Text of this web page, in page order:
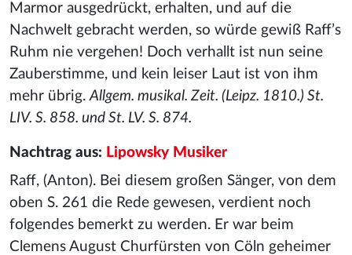
Marmor ausgedrückt, erhalten, und auf die
Nachwelt gebracht werden, so würde gewiß Raff’s
Ruhm nie vergehen! Doch verhallt ist nun seine
Zauberstimme, und kein leiser Laut ist von ihm
mehr übrig.Allgem. musikal. Zeit. (Leipz. 1810.) St.
LIV. S. 858. und St. LV. S. 874.
Nachtrag aus: Lipowsky Musiker
Raff, (Anton). Bei diesem großen Sänger, von dem
oben S. 261 die Rede gewesen, verdient noch
folgendes bemerkt zu werden. Er war beim
Clemens August Churfürsten von Cöln geheimer